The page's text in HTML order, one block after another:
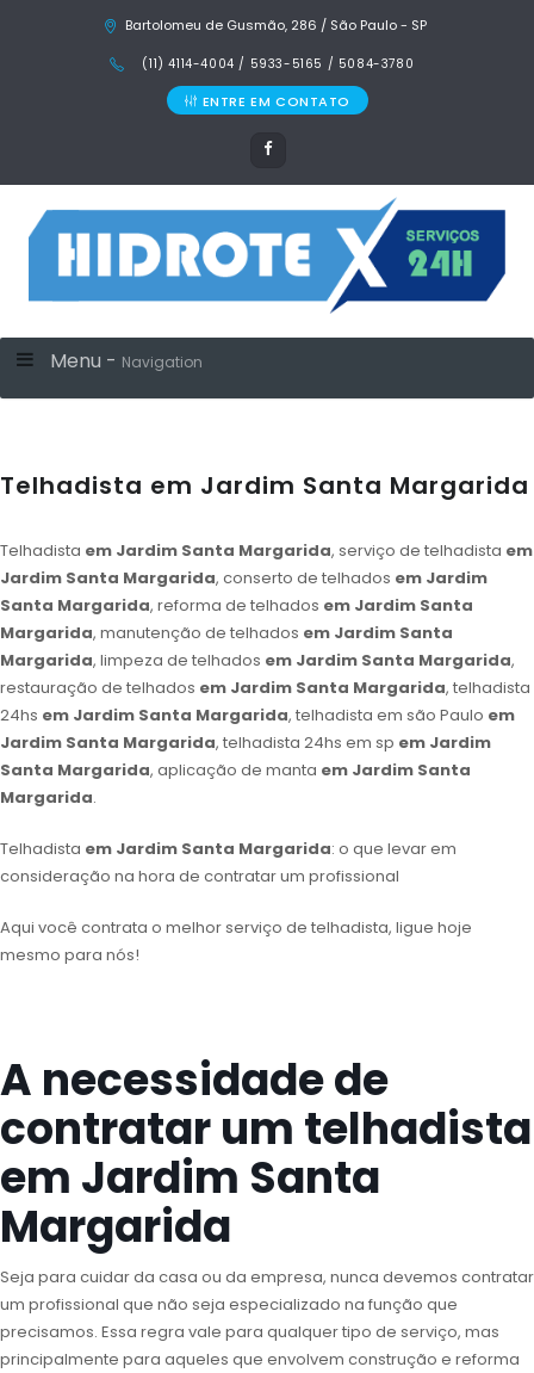
Bartolomeu de Gusmão, 286 / São Paulo - SP
(11) 4114-4004 / 5933-5165 / 5084-3780
ENTRE EM CONTATO
Menu - Navigation
Telhadista em Jardim Santa Margarida
Telhadista em Jardim Santa Margarida, serviço de telhadista em
Jardim Santa Margarida, conserto de telhados em Jardim
Santa Margarida, reforma de telhados em Jardim Santa
Margarida, manutenção de telhados em Jardim Santa
Margarida, limpeza de telhados em Jardim Santa Margarida,
restauração de telhados em Jardim Santa Margarida, telhadista
24hs em Jardim Santa Margarida, telhadista em são Paulo em
Jardim Santa Margarida, telhadista 24hs em sp em Jardim
Santa Margarida, aplicação de manta em Jardim Santa
Margarida.
Telhadista em Jardim Santa Margarida: o que levar em
consideração na hora de contratar um profissional
Aqui você contrata o melhor serviço de telhadista, ligue hoje
mesmo para nós!
A necessidade de
contratar um telhadista
em Jardim Santa
Margarida
Seja para cuidar da casa ou da empresa, nunca devemos contratar
um profissional que não seja especializado na função que
precisamos. Essa regra vale para qualquer tipo de serviço, mas
principalmente para aqueles que envolvem construção e reforma